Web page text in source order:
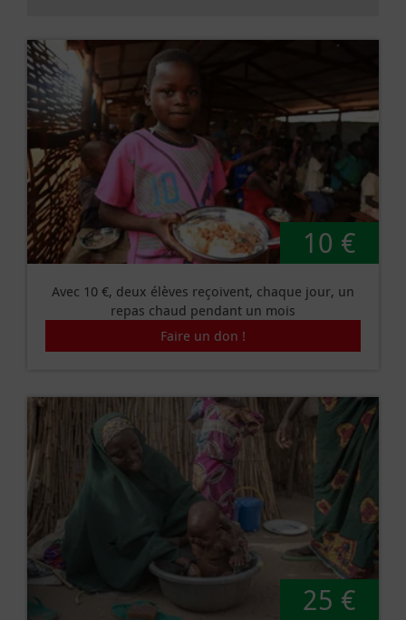
10 €
Avec 10 €, deux élèves reçoivent, chaque jour, un
repas chaud pendant un mois
Faire un don !
25 €